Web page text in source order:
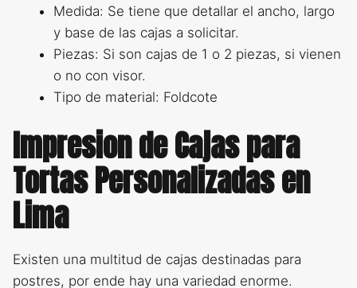
Medida: Se tiene que detallar el ancho, largo
y base de las cajas a solicitar.
Piezas: Si son cajas de 1 o 2 piezas, si vienen
o no con visor.
Tipo de material: Foldcote
Impresion de Cajas para
Tortas Personalizadas en
Lima
Existen una multitud de cajas destinadas para
postres, por ende hay una variedad enorme.